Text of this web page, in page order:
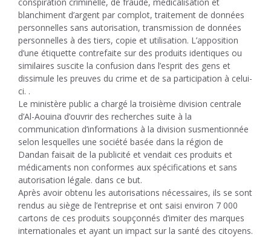
blanchiment d’argent par complot, traitement de données
personnelles sans autorisation, transmission de données
personnelles à des tiers, copie et utilisation. L’apposition
d’une étiquette contrefaite sur des produits identiques ou
similaires suscite la confusion dans l’esprit des gens et
dissimule les preuves du crime et de sa participation à celui-
ci. .
Le ministère public a chargé la troisième division centrale
d’Al-Aouina d’ouvrir des recherches suite à la
communication d’informations à la division susmentionnée
selon lesquelles une société basée dans la région de
Dandan faisait de la publicité et vendait ces produits et
médicaments non conformes aux spécifications et sans
autorisation légale. dans ce but.
Après avoir obtenu les autorisations nécessaires, ils se sont
rendus au siège de l’entreprise et ont saisi environ 7 000
cartons de ces produits soupçonnés d’imiter des marques
internationales et ayant un impact sur la santé des citoyens.